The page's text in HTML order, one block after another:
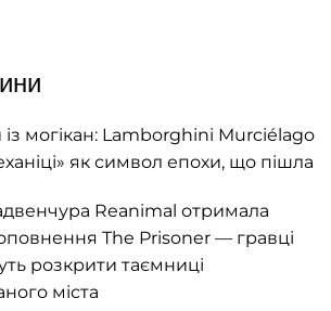
із могікан: Lamborghini Murciélago
як символ епохи, що пішла
Reanimal отримала
The Prisoner — гравці
розкрити таємниці
міста